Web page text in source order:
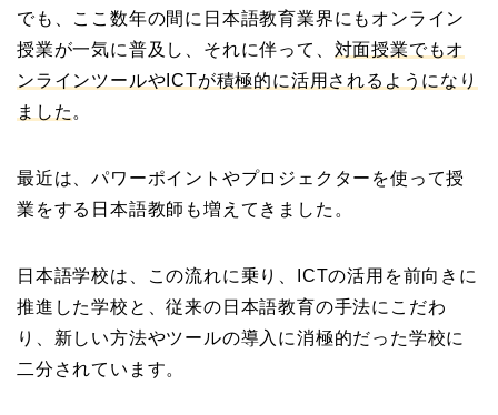
でも、ここ数年の間に日本語教育業界にもオンライン
授業が一気に普及し、それに伴って、 対面授業でもオ
ンラインツールやICTが積極的に活用されるようになり
ました 。
最近は、パワーポイントやプロジェクターを使って授
業をする日本語教師も増えてきました。
日本語学校は、この流れに乗り、ICTの活用を前向きに
推進した学校と、従来の日本語教育の手法にこだわ
り、新しい方法やツールの導入に消極的だった学校に
二分されています。